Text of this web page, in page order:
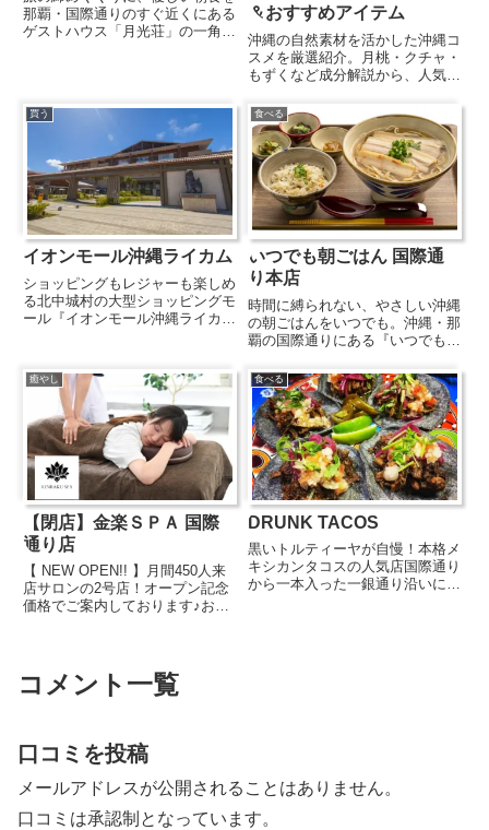
那覇・国際通りのすぐ近くにある
ゲストハウス「月光荘」の一角を
店です。料亭で修行を積んだオー
＆おすすめアイテム
沖縄の自然素材を活かした沖縄コ
スメを厳選紹介。月桃・クチャ・
もずくなど成分解説から、人気ブ
まとめてチェックできます。
買う
イオンモール沖縄ライカム
ショッピングもレジャーも楽しめ
る北中城村の大型ショッピングモ
ール『イオンモール沖縄ライカ
ングモール。約220店舗が並ぶ
広々としたモールには、国内外の
人気ブランドや地元の魅力を伝え
る...
食べる
いつでも朝ごはん 国際通
り本店
時間に縛られない、やさしい沖縄
の朝ごはんをいつでも。沖縄・那
覇の国際通りにある『いつでも朝
日朝ごはんのメニューが楽しめる
定食店です。ゆしどうふや沖縄そ
ば、じゅーしーなど、体にやさし
い沖縄の家庭料理を中心に提供
し...
癒やし
【閉店】金楽ＳＰＡ 国際
通り店
【 NEW OPEN!! 】月間450人来
店サロンの2号店！オープン記念
価格でご案内しております♪お身
で身も心もリラックスいただけま
す！経験豊富なスタ...
食べる
DRUNK TACOS
黒いトルティーヤが自慢！本格メ
キシカンタコスの人気店国際通り
から一本入った一銀通り沿いにあ
コメント一覧
口コミを投稿
メールアドレスが公開されることはありません。
口コミは承認制となっています。